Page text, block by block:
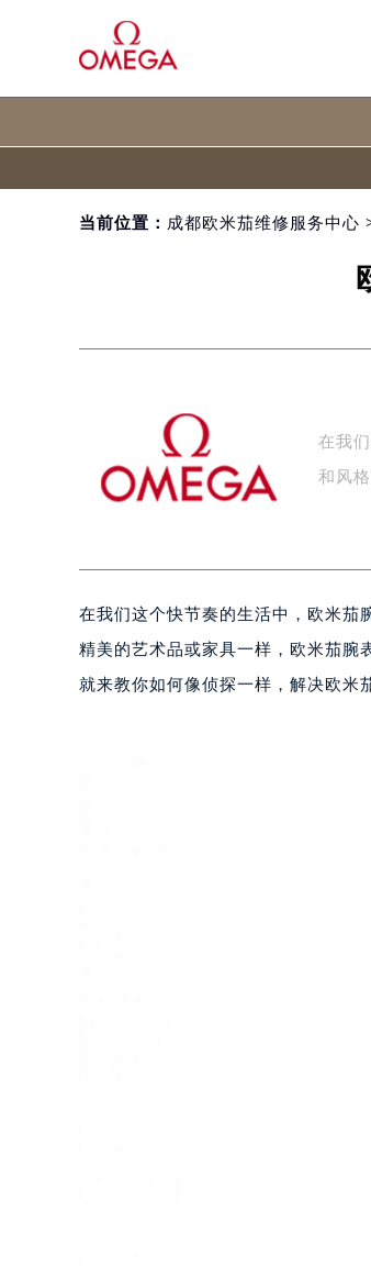
当前位置： 成都欧米茄维修服务中心
在我
和风
在我们这个快节奏的生活中，欧米茄
精美的艺术品或家具一样，欧米茄腕
就来教你如何像侦探一样，解决欧米